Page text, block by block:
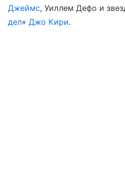
Джеймс, Уиллем Дефо и
дел»Джо Кири.